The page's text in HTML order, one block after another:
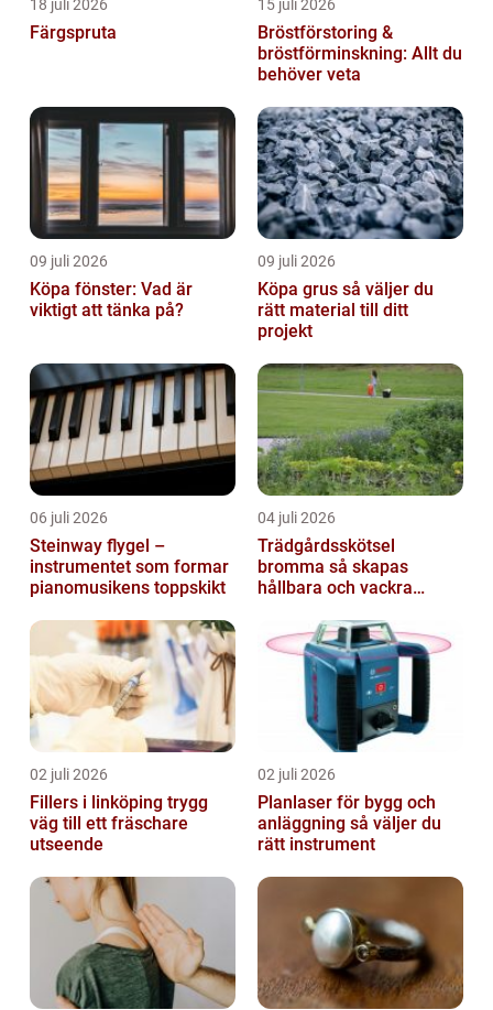
18 juli 2026
Färgspruta
15 juli 2026
Bröstförstoring &
bröstförminskning: Allt du
behöver veta
09 juli 2026
Köpa fönster: Vad är
viktigt att tänka på?
09 juli 2026
Köpa grus så väljer du
rätt material till ditt
projekt
06 juli 2026
Steinway flygel –
instrumentet som formar
pianomusikens toppskikt
04 juli 2026
Trädgårdsskötsel
bromma så skapas
hållbara och vackra
02 juli 2026
Fillers i linköping trygg
väg till ett fräschare
utseende
02 juli 2026
Planlaser för bygg och
anläggning så väljer du
rätt instrument